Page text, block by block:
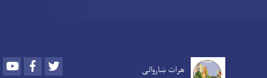
هرات ښاروالی Youtube Facebook